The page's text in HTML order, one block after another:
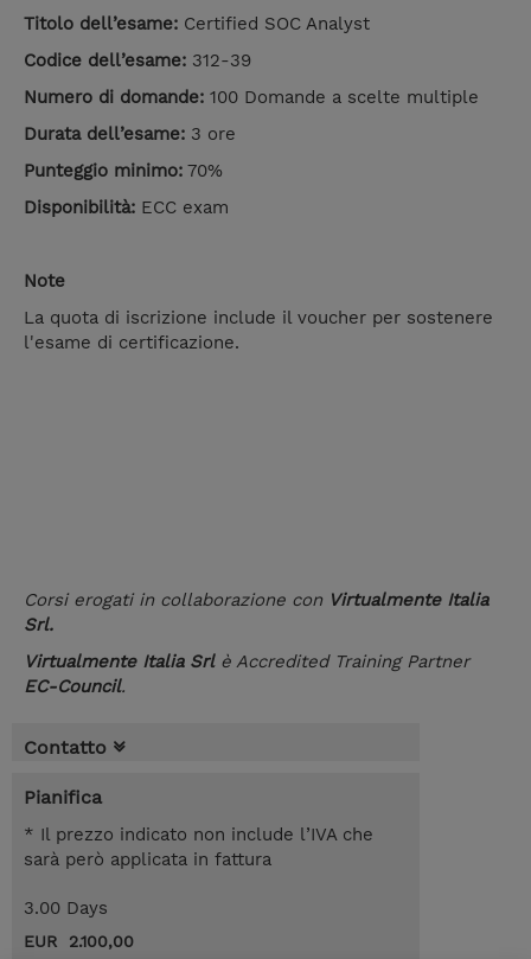
Titolo dell’esame: Certified SOC Analyst
Codice dell’esame: 312-39
Numero di domande: 100 Domande a scelte multiple
Durata dell’esame: 3 ore
Punteggio minimo: 70%
Disponibilità: ECC exam
Note
La quota di iscrizione include il voucher per sostenere
l'esame di certificazione.
Corsi erogati in collaborazione con Virtualmente Italia
Srl.
Virtualmente Italia Srlè Accredited Training Partner
EC-Council.
Contatto
Pianifica
* Il prezzo indicato non include l’IVA che
sarà però applicata in fattura
3.00 Days
EUR 2.100,00